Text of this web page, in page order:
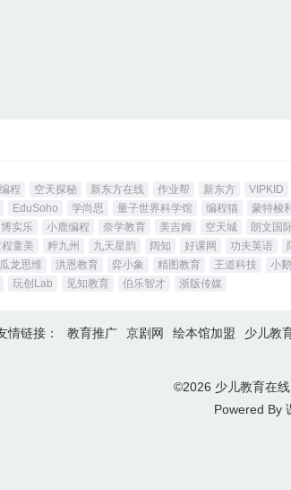
程 空天探秘 新东方在线 作业帮 新东方 VIPKID
EduSoho 学尚思 量子世界科学馆 编程猫 蒙特梭利
博实乐 小鹿编程 奈学教育 美吉姆 空天城 朗文国
童美 粹九州 九天星韵 阔知 好课网 功夫英语
龙思维 洪恩教育 弈小象 精图教育 王道科技 小
玩创Lab 见知教育 伯乐智才 浙版传媒
情链接： 教育推广 京剧网 绘本馆加盟 少儿教
©2026 少儿教育在线
Powered By